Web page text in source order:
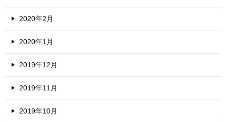
2020年2月
2020年1月
2019年12月
2019年11月
2019年10月